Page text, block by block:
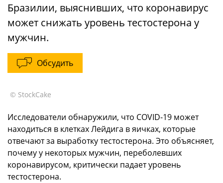
Бразилии, выяснивших, что коронавирус
может снижать уровень тестостерона у
мужчин.
Обсудить
© StockCake
Исследователи обнаружили, что COVID-19 может
находиться в клетках Лейдига в яичках, которые
отвечают за выработку тестостерона. Это объясняет,
почему у некоторых мужчин, переболевших
коронавирусом, критически падает уровень
тестостерона.